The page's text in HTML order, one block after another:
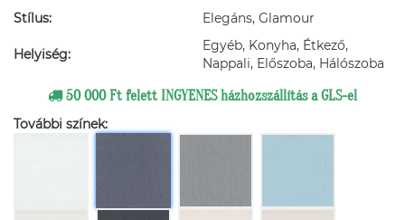
Stílus:
Elegáns, Glamour
Helyiség:
Egyéb, Konyha, Étkező,
Nappali, Előszoba, Hálószoba
50 000 Ft felett INGYENES házhozszállítás a GLS-el
További színek: